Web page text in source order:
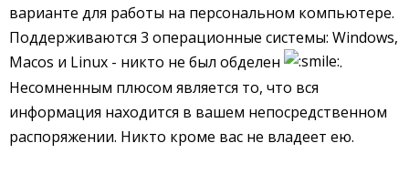
варианте для работы на персональном компьютере.
Поддерживаются 3 операционные системы: Windows,
Macos и Linux - никто не был обделен
.
Несомненным плюсом является то, что вся
информация находится в вашем непосредственном
распоряжении. Никто кроме вас не владеет ею.